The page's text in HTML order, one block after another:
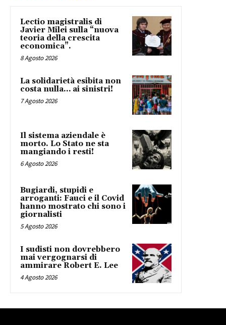
Lectio magistralis di
Javier Milei sulla “nuova
teoria della crescita
economica”.
8 Agosto 2026
La solidarietà esibita non
costa nulla… ai sinistri!
7 Agosto 2026
Il sistema aziendale è
morto. Lo Stato ne sta
mangiando i resti!
6 Agosto 2026
Bugiardi, stupidi e
arroganti: Fauci e il Covid
hanno mostrato chi sono i
giornalisti
5 Agosto 2026
I sudisti non dovrebbero
mai vergognarsi di
ammirare Robert E. Lee
4 Agosto 2026